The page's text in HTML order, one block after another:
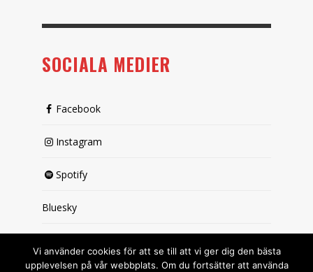
SOCIALA MEDIER
Facebook
Instagram
Spotify
Bluesky
Vi använder cookies för att se till att vi ger dig den bästa
upplevelsen på vår webbplats. Om du fortsätter att använda